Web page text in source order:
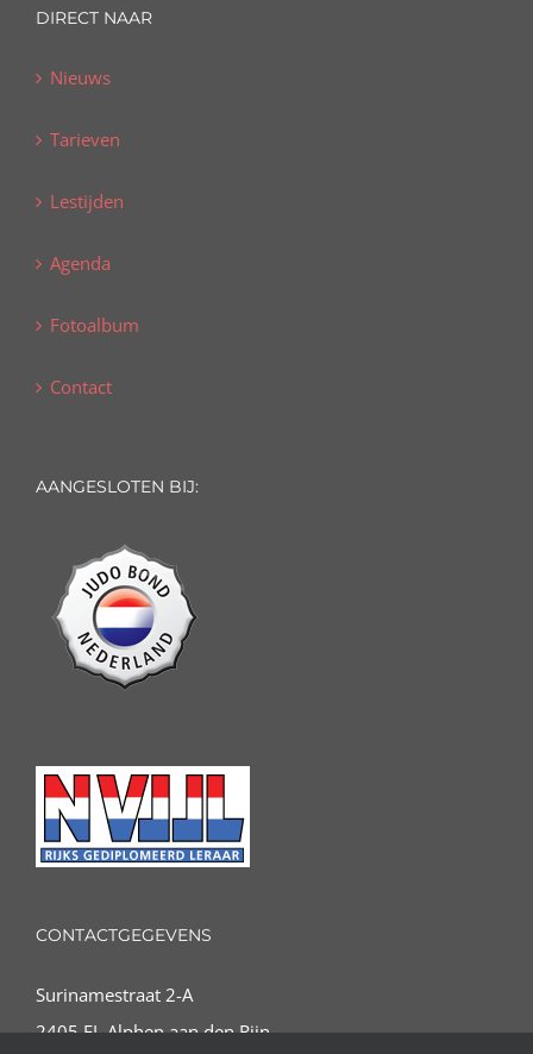
DIRECT NAAR
Nieuws
Tarieven
Lestijden
Agenda
Fotoalbum
Contact
AANGESLOTEN BIJ:
CONTACTGEGEVENS
Surinamestraat 2-A
2405 EL Alphen aan den Rijn